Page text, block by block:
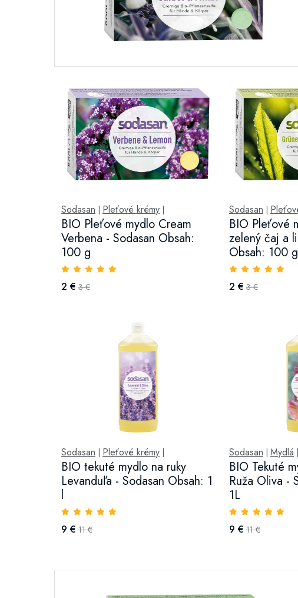
Sodasan Pleťové krémy
BIO Pleťové mydlo Cream
Verbena - Sodasan Obsah:
100 g
2 € 3 €
Sodasan
BIO Pleťové
zelený čaj a
Obsah: 100 g
2 € 3 €
Sodasan Pleťové krémy
BIO tekuté mydlo na ruky
Levanduľa - Sodasan Obsah: 1
l
9 € 11 €
Sodasan Mydlá
BIO Tekuté
Ruža Oliva -
1L
9 € 11 €